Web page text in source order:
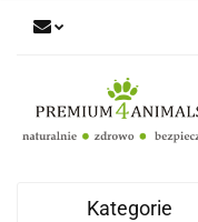
Kategorie